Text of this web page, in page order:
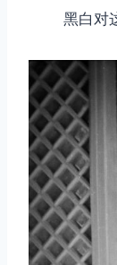
黑白对